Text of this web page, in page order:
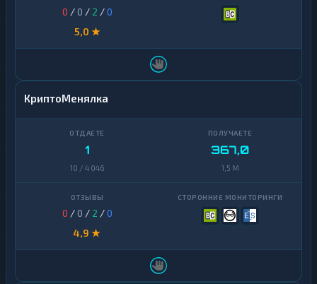
0 / 0 / 2 /0
5,0 ★
КриптоМенялка
1
10 / 4 046
367,0
1,5 M
0 / 0 / 2 /0
4,9 ★